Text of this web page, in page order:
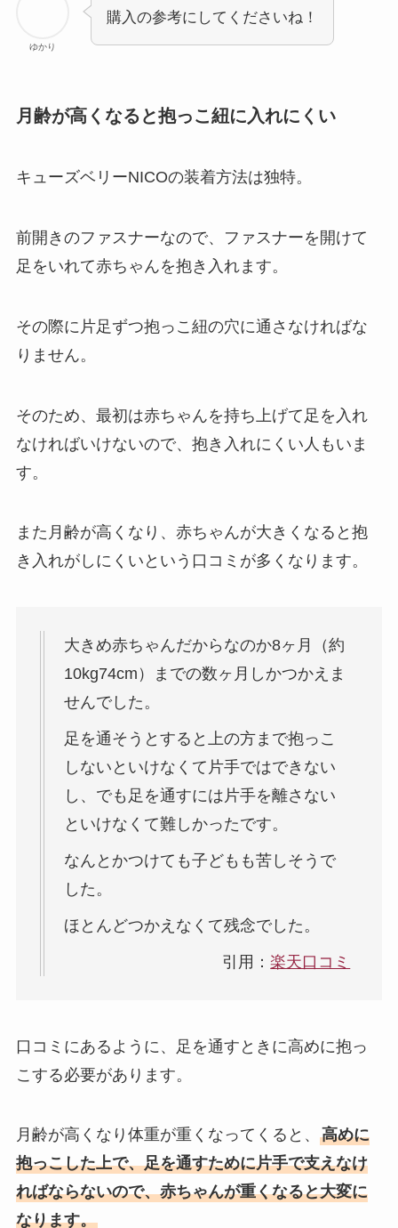
ゆかり
購入の参考にしてくださいね！
月齢が高くなると抱っこ紐に入れにくい
キューズベリーNICOの装着方法は独特。
前開きのファスナーなので、ファスナーを開けて
足をいれて赤ちゃんを抱き入れます。
その際に片足ずつ抱っこ紐の穴に通さなければな
りません。
そのため、最初は赤ちゃんを持ち上げて足を入れ
なければいけないので、抱き入れにくい人もいま
す。
また月齢が高くなり、赤ちゃんが大きくなると抱
き入れがしにくいという口コミが多くなります。
大きめ赤ちゃんだからなのか8ヶ月（約
10kg74cm）までの数ヶ月しかつかえま
せんでした。
足を通そうとすると上の方まで抱っこ
しないといけなくて片手ではできない
し、でも足を通すには片手を離さない
といけなくて難しかったです。
なんとかつけても子どもも苦しそうで
した。
ほとんどつかえなくて残念でした。
引用：楽天口コミ
口コミにあるように、足を通すときに高めに抱っ
こする必要があります。
月齢が高くなり体重が重くなってくると、 高めに
抱っこした上で、足を通すために片手で支えなけ
ればならないので、赤ちゃんが重くなると大変に
なります。